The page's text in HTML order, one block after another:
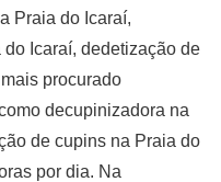
Praia do Icaraí,
Icaraí, dedetização de
procurado
decupinizadora na
de cupins na Praia do
por dia. Na